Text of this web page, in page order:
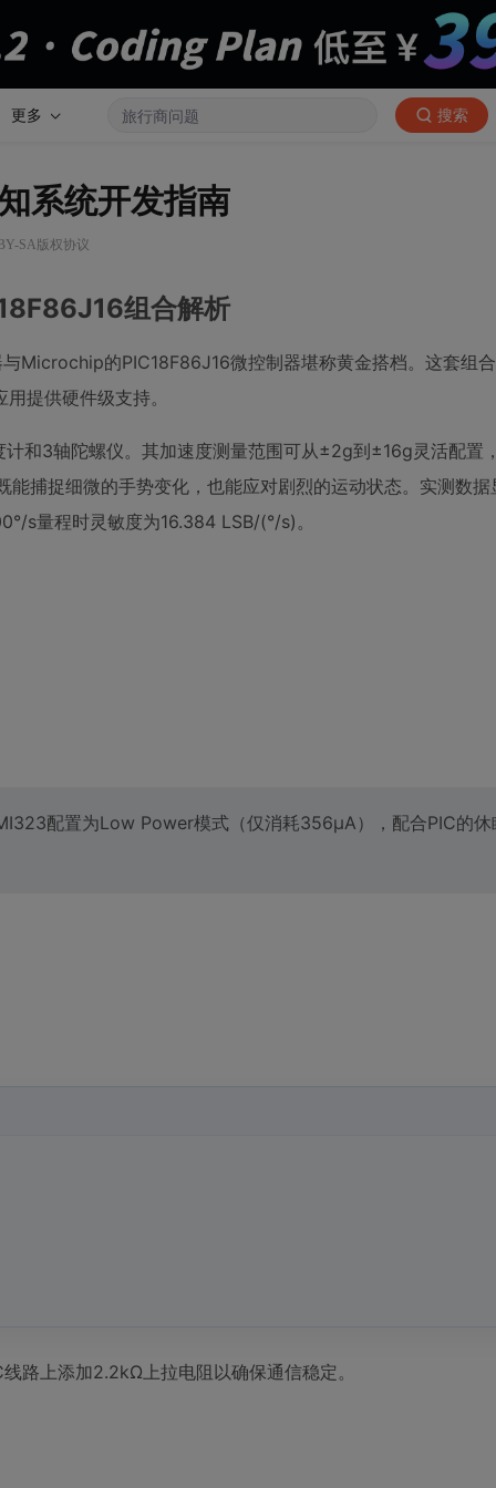
更多 搜索
系统开发指南
SA版权协议
组合解析
Microchip的PIC18F86J16微控制器堪称黄金搭档。这套组
提供硬件级支持。
和3轴陀螺仪。其加速度测量范围可从±2g到±16g灵活配置
捕捉细微的手势变化，也能应对剧烈的运动状态。实测数
s量程时灵敏度为16.384 LSB/(°/s)。
配置为Low Power模式（仅消耗356μA），配合PIC的休
路上添加2.2kΩ上拉电阻以确保通信稳定。